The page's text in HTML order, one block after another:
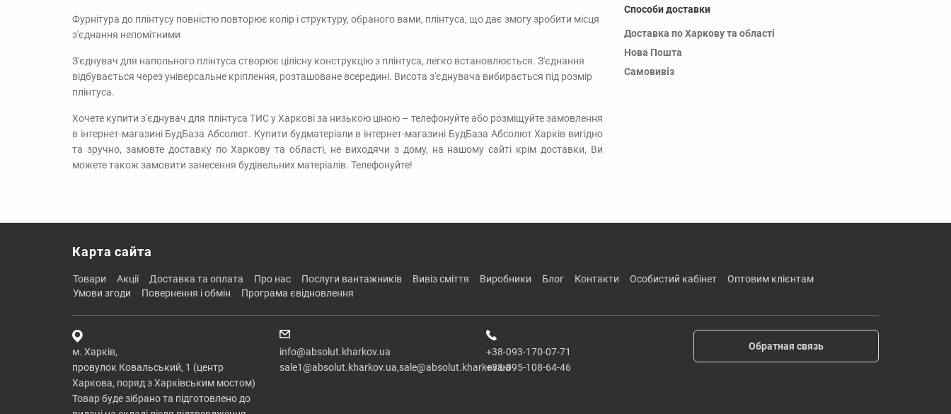
Фурнітура до плінтусу повністю повторює колір і структуру, обраного вами, плінтуса, що дає змогу зробити місця
з'єднання непомітними
З'єднувач для напольного плінтуса створює цілісну конструкцію з плінтуса, легко встановлюється. З'єднання
відбувається через універсальне кріплення, розташоване всередині. Висота з'єднувача вибирається під розмір
плінтуса.
Хочете купити з'єднувач для плінтуса ТИС у Харкові за низькою ціною – телефонуйте або розміщуйте замовлення
в інтернет-магазині БудБаза Абсолют. Купити будматеріали в інтернет-магазині БудБаза Абсолют Харків вигідно
та зручно, замовте доставку по Харкову та області, не виходячи з дому, на нашому сайті крім доставки, Ви
можете також замовити занесення будівельних матеріалів. Телефонуйте!
Способи доставки
Доставка по Харкову та області
Нова Пошта
Самовивіз
Карта сайта
товари акції доставка та оплата про нас послуги вантажників вивіз сміття виробники блог контакти особистий кабінет
оптовим клієнтам
умови згоди
повернення і обмін програма євідновлення
м. Харків,
провулок Ковальський, 1 (центр
Харкова, поряд з Харківським мостом)
Товар буде зібрано та підготовлено до
info@absolut.kharkov.ua
sale1@absolut.kharkov.ua,sale@absolut.kharkov.ua
+38-093-170-07-71
+38-095-108-64-46
Обратная связь